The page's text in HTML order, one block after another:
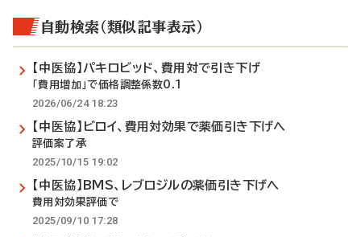
自動検索（類似記事表示）
【中医協】パキロビッド、費用対で引き下げ
「費用増加」で価格調整係数0.1
2026/06/24 18:23
【中医協】ビロイ、費用対効果で薬価引き下げへ
評価案了承
2025/10/15 19:02
【中医協】BMS、レブロジルの薬価引き下げへ
費用対効果評価で
2025/09/10 17:28